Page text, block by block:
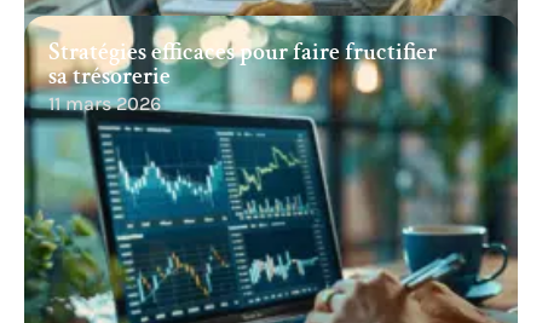
Stratégies efficaces pour faire fructifier
sa trésorerie
11 mars 2026